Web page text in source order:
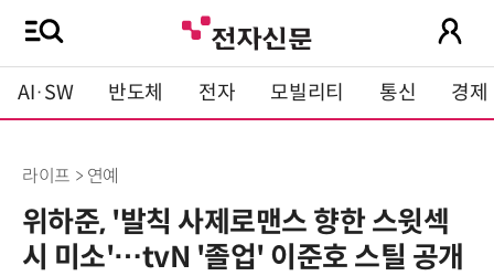
AI·SW 반도체 전자 모빌리티 통신 경제
라이프 > 연예
위하준, '발칙 사제로맨스 향한 스윗섹
시 미소'…tvN '졸업' 이준호 스틸 공개